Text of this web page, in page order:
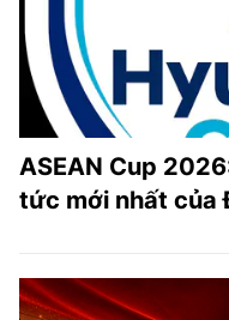
ASEAN Cup
tức mới nhất của